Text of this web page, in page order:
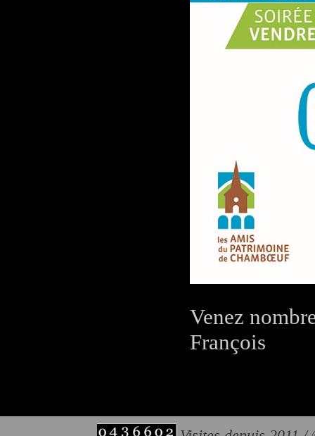
Venez
François